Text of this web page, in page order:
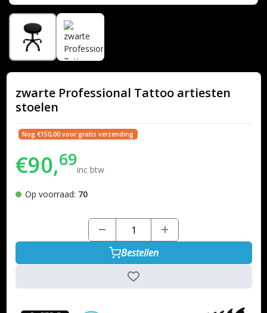
zwarte Professional Tattoo artiesten
stoelen
Nog €150,00 voor gratis verzending
€90,69inc btw
Op voorraad: 70
Bestellen